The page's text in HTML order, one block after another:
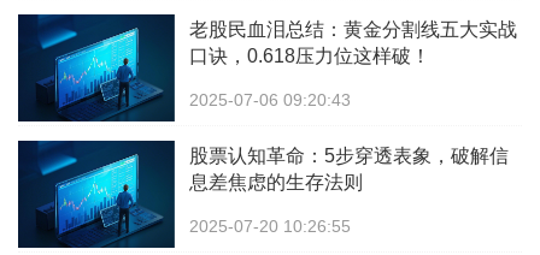
老股民血泪总结：黄金分割线五大实战
口诀，0.618压力位这样破！
2025-07-06 09:20:43
股票认知革命：5步穿透表象，破解信
息差焦虑的生存法则
2025-07-20 10:26:55